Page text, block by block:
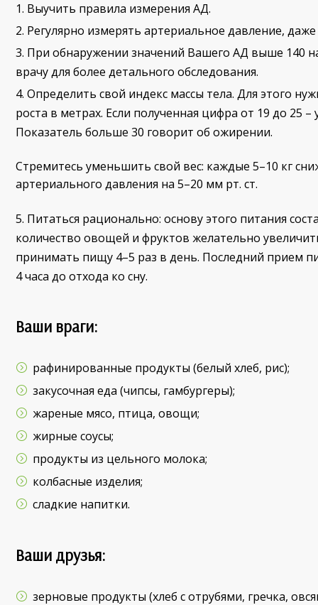
Выучить правила измерения АД.
Регулярно измерять артериальное давление,
При обнаружении значений Вашего АД выше 140
врачу для более детального обследования.
Определить свой индекс массы тела. Для этого
роста в метрах. Если полученная цифра от 19 до 25 –
Показатель больше 30 говорит об ожирении.
Стремитесь уменьшить свой вес: каждые 5–10 кг
артериального давления на 5–20 мм рт. ст.
Питаться рационально: основу этого питания
количество овощей и фруктов желательно
принимать пищу 4–5 раз в день. Последний прием
4 часа до отхода ко сну.
Ваши враги:
рафинированные продукты (белый хлеб, рис);
закусочная еда (чипсы, гамбургеры);
жареные мясо, птица, овощи;
жирные соусы;
продукты из цельного молока;
колбасные изделия;
сладкие напитки.
Ваши друзья:
зерновые продукты (хлеб с отрубями, гречка,